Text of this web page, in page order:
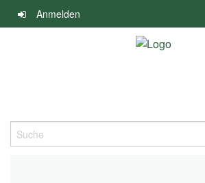
Navigation
überspringen
Anmelden
Suche